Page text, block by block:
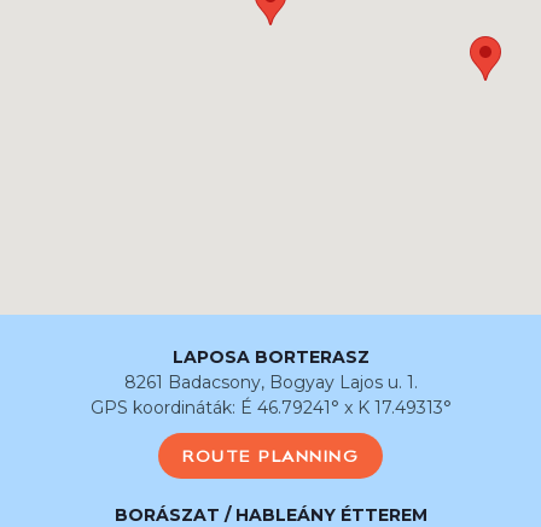
LAPOSA BORTERASZ
8261 Badacsony, Bogyay Lajos u. 1.
GPS koordináták: É 46.79241° x K 17.49313°
ROUTE PLANNING
BORÁSZAT / HABLEÁNY ÉTTEREM